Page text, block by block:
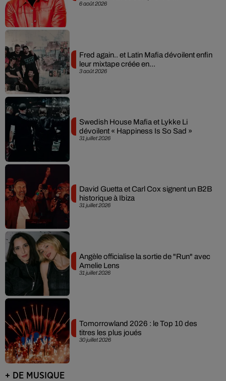
6 août 2026
3 août 2026
Fred again.. et Latin Mafia dévoilent enfin
leur mixtape créée en...
31 juillet 2026
Swedish House Mafia et Lykke Li
dévoilent « Happiness Is So Sad »
31 juillet 2026
David Guetta et Carl Cox signent un B2B
historique à Ibiza
31 juillet 2026
Angèle officialise la sortie de "Run" avec
Amelie Lens
30 juillet 2026
Tomorrowland 2026 : le Top 10 des
titres les plus joués
+ DE MUSIQUE